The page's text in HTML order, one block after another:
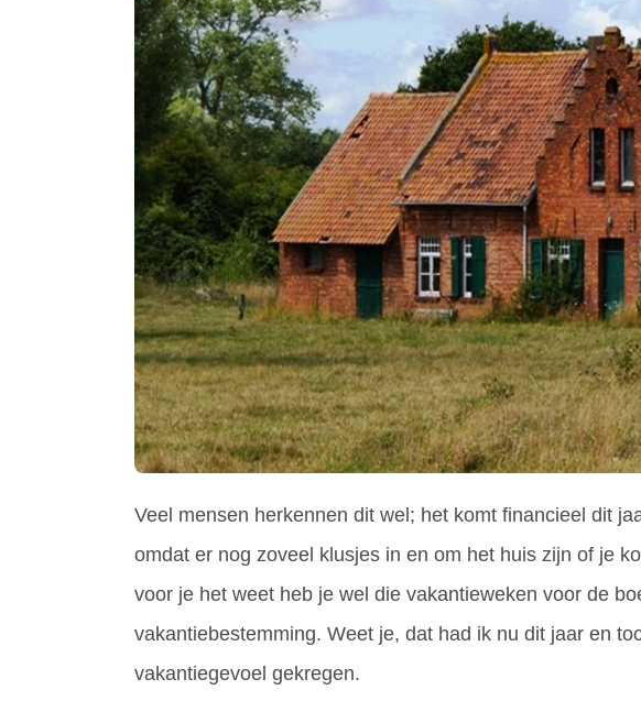
Veel mensen herkennen dit wel; het komt financieel dit
omdat er nog zoveel klusjes in en om het huis zijn of je
voor je het weet heb je wel die vakantieweken voor de
vakantiebestemming. Weet je, dat had ik nu dit jaar en
vakantiegevoel gekregen.